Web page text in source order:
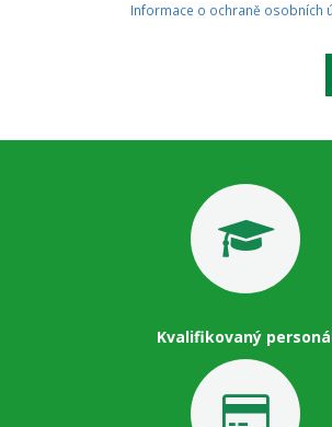
Informace o ochraně osobních
Kvalifikovaný